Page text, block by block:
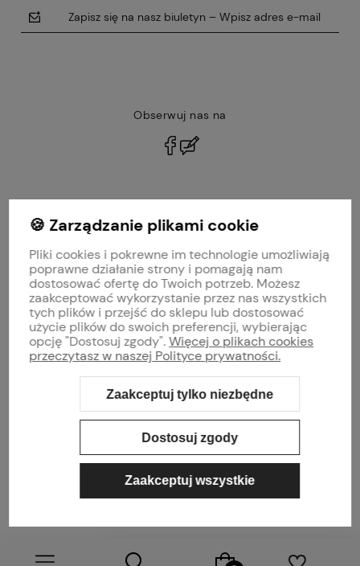
Zapisz się na nasz biuletyn – Wpisz adres e-mail
Obserwuj nas na
MOJE KONTO
PŁATNOŚCI I DOSTAWA
INFORMACJE
O NAS
Sklep internetowy Shoper Premium Szablon Shoper Modern 3.0™
GrowCommerce
🍪 Zarządzanie plikami cookie
Pliki cookies i pokrewne im technologie umożliwiają
poprawne działanie strony i pomagają nam
dostosować ofertę do Twoich potrzeb. Możesz
zaakceptować wykorzystanie przez nas wszystkich
tych plików i przejść do sklepu lub dostosować
użycie plików do swoich preferencji, wybierając
opcję "Dostosuj zgody".Więcej o plikach cookies
przeczytasz w naszej Polityce prywatności.
Zaakceptuj tylko niezbędne
Dostosuj zgody
Zaakceptuj wszystkie